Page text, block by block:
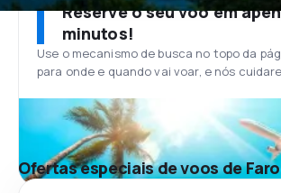
Reserve o seu voo em
minutos!
Use o mecanismo de busca no topo da
para onde e quando vai voar, e nós
Ofertas especiais de voos de